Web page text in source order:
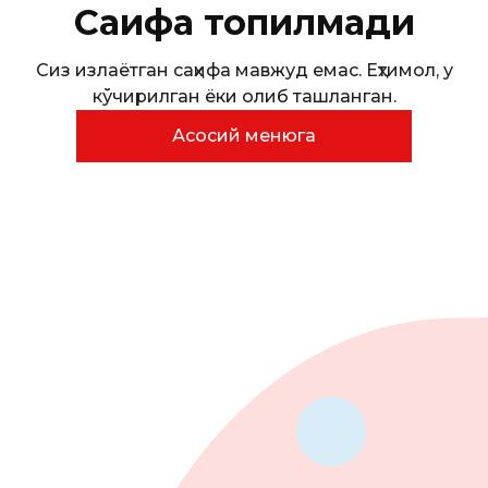
Саҳифа топилмади
Сиз излаётган саҳифа мавжуд емас. Еҳтимол, у
кўчирилган ёки олиб ташланган.
Асосий менюга